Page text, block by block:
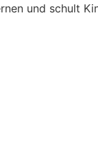
und schult